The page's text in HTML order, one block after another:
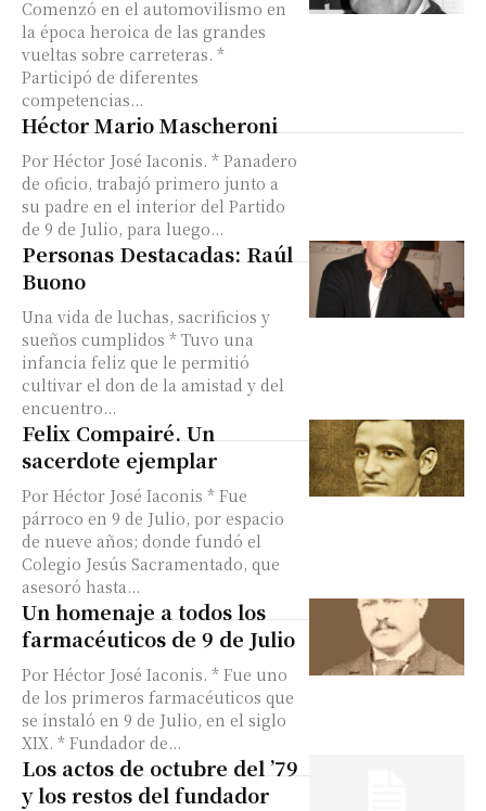
Comenzó en el automovilismo en
la época heroica de las grandes
vueltas sobre carreteras. *
Participó de diferentes
competencias...
Héctor Mario Mascheroni
Por Héctor José Iaconis. * Panadero
de oficio, trabajó primero junto a
su padre en el interior del Partido
de 9 de Julio, para luego...
Personas Destacadas: Raúl
Buono
Una vida de luchas, sacrificios y
sueños cumplidos * Tuvo una
infancia feliz que le permitió
cultivar el don de la amistad y del
encuentro...
Felix Compairé. Un
sacerdote ejemplar
Por Héctor José Iaconis * Fue
párroco en 9 de Julio, por espacio
de nueve años; donde fundó el
Colegio Jesús Sacramentado, que
asesoró hasta...
Un homenaje a todos los
farmacéuticos de 9 de Julio
Por Héctor José Iaconis. * Fue uno
de los primeros farmacéuticos que
se instaló en 9 de Julio, en el siglo
XIX. * Fundador de...
Los actos de octubre del ’79
y los restos del fundador